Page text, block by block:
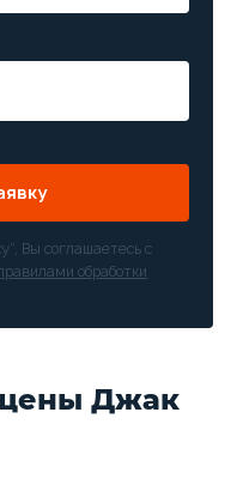
Вы соглашаетесь с
обработки
Джак